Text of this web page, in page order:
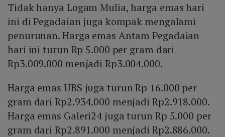
Tidak hanya Logam Mulia, harga emas hari
ini di Pegadaian juga kompak mengalami
penurunan. Harga emas Antam Pegadaian
hari ini turun Rp 5.000 per gram dari
Rp3.009.000 menjadi Rp3.004.000.
Harga emas UBS juga turun Rp 16.000 per
gram dari Rp2.934.000 menjadi Rp2.918.000.
Harga emas Galeri24 juga turun Rp 5.000 per
gram dari Rp2.891.000 menjadi Rp2.886.000.